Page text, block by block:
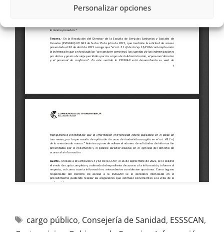
Personalizar opciones
cargo público, Consejería de Sanidad, ESSSCAN,